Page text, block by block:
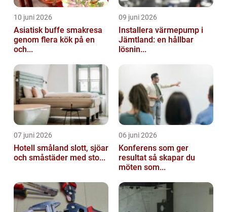
10 juni 2026
Asiatisk buffe smakresa
genom flera kök på en
och...
09 juni 2026
Installera värmepump i
Jämtland: en hållbar
lösnin...
07 juni 2026
Hotell småland slott, sjöar
och småstäder med sto...
06 juni 2026
Konferens som ger
resultat så skapar du
möten som...